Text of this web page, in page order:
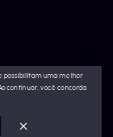
Imóveis - Todos os
possibilitam uma melhor
continuar, você concorda